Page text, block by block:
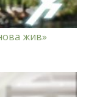
жив»